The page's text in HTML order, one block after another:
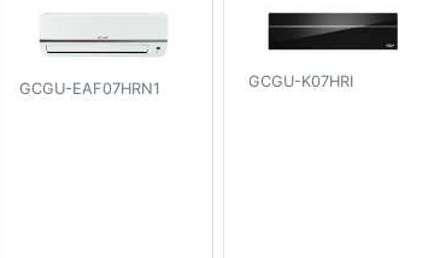
GCGU-EAF07HRN1 GCGU-K07HRI